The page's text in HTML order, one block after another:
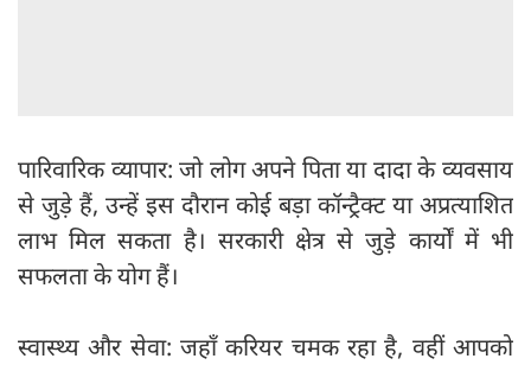
पारिवारिक व्यापार: जो लोग अपने पिता या दादा के व्यवसाय
से जुड़े हैं, उन्हें इस दौरान कोई बड़ा कॉन्ट्रैक्ट या अप्रत्याशित
लाभ मिल सकता है। सरकारी क्षेत्र से जुड़े कार्यों में भी
सफलता के योग हैं।
स्वास्थ्य और सेवा: जहाँ करियर चमक रहा है, वहीं आपको